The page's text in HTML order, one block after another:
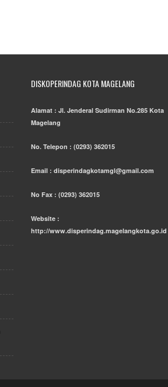
DISKOPERINDAG KOTA MAGELANG
Alamat : Jl. Jenderal Sudirman No.285 Kota
Magelang
No. Telepon : (0293) 362015
Email : disperindagkotamgl@gmail.com
No Fax : (0293) 362015
Website :
http://www.disperindag.magelangkota.go.id